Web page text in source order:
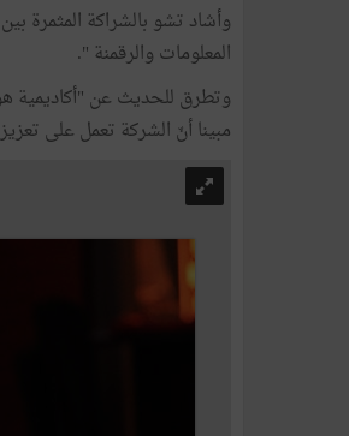
وأشاد تشو بالشراكة المثمرة
المعلومات والرقمنة ".
مبينا أنّ الشركة تعمل على